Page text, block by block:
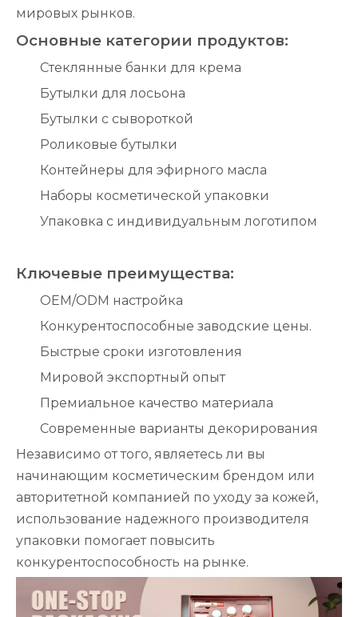
мировых рынков.
Основные категории продуктов:
Стеклянные банки для крема
Бутылки для лосьона
Бутылки с сывороткой
Роликовые бутылки
Контейнеры для эфирного масла
Наборы косметической упаковки
Упаковка с индивидуальным логотипом
Ключевые преимущества:
OEM/ODM настройка
Конкурентоспособные заводские цены.
Быстрые сроки изготовления
Мировой экспортный опыт
Премиальное качество материала
Современные варианты декорирования
Независимо от того, являетесь ли вы
начинающим косметическим брендом или
авторитетной компанией по уходу за кожей,
использование надежного производителя
упаковки помогает повысить
конкурентоспособность на рынке.